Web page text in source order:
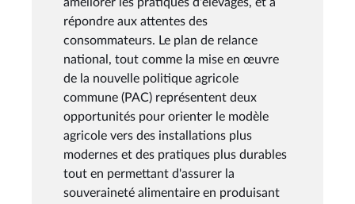
répondre aux attentes des
consommateurs. Le plan de relance
national, tout comme la mise en œuvre
de la nouvelle politique agricole
commune (PAC) représentent deux
opportunités pour orienter le modèle
agricole vers des installations plus
modernes et des pratiques plus durables
tout en permettant d'assurer la
souveraineté alimentaire en produisant